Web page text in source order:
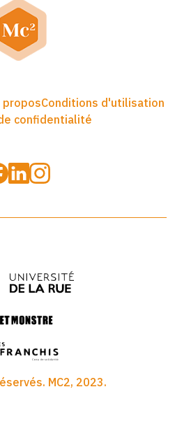
proposConditions d'utilisation
confidentialité
MC2, 2023.